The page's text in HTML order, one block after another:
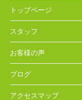
トップページ
スタッフ
お客様の声
ブログ
アクセスマップ